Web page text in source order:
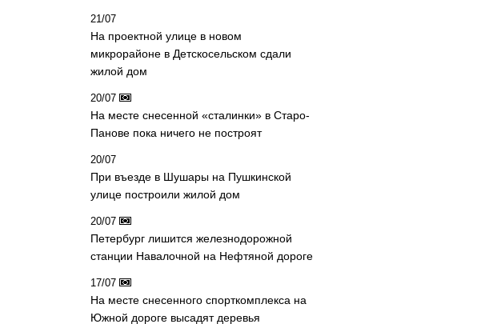
21/07
На проектной улице в новом
микрорайоне в Детскосельском сдали
жилой дом
20/07
На месте снесенной «сталинки» в Старо-
Панове пока ничего не построят
20/07
При въезде в Шушары на Пушкинской
улице построили жилой дом
20/07
Петербург лишится железнодорожной
станции Навалочной на Нефтяной дороге
17/07
На месте снесенного спорткомплекса на
Южной дороге высадят деревья